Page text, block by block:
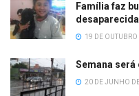
Família faz
desaparecida
19 DE
Semana será
20 DE JUNHO